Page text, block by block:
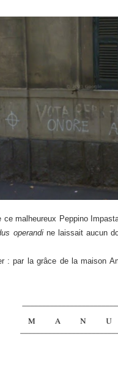
ce malheureux Peppino
operandine laissait aucun
: par la grâce de la maison